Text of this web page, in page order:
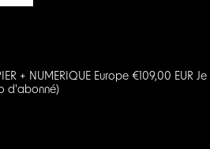
+ NUMERIQUE Europe €109,00 EUR Je
d'abonné)